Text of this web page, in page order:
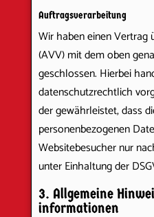
Auftragsverarbeitung
Wir haben einen Vertrag
(AVV) mit dem oben
geschlossen. Hierbei
datenschutzrechtlich
der gewährleistet, dass
personenbezogenen
Websitebesucher nur
unter Einhaltung der
3. Allgemeine
informationen